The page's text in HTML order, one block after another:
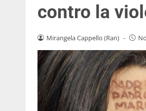
contro la
Mirangela Cappello (Ran) -